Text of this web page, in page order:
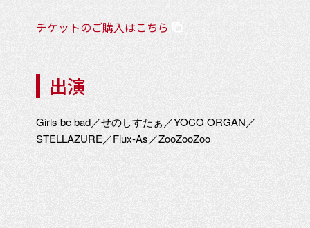
チケットのご購入はこちら
出演
Girls be bad／せのしすたぁ／YOCO ORGAN／
STELLAZURE／Flux-As／ZooZooZoo